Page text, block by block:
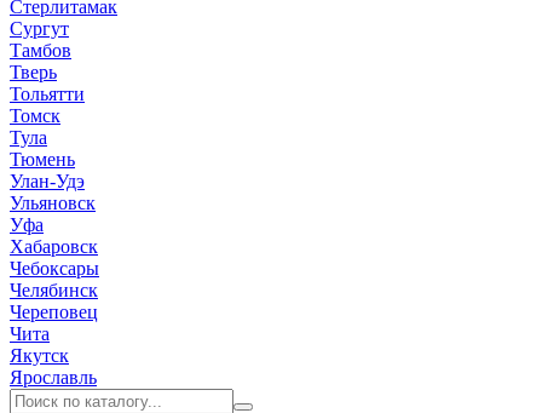
Стерлитамак
Сургут
Тамбов
Тверь
Тольятти
Томск
Тула
Тюмень
Улан-Удэ
Ульяновск
Уфа
Хабаровск
Чебоксары
Челябинск
Череповец
Чита
Якутск
Ярославль